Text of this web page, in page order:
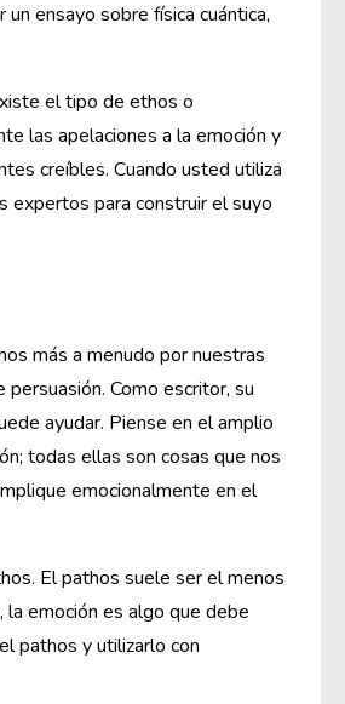
ensayo sobre física cuántica,
el tipo de ethos o
las apelaciones a la emoción y
creíbles. Cuando usted utiliza
expertos para construir el suyo
más a menudo por nuestras
Como escritor, su
ayudar. Piense en el amplio
todas ellas son cosas que nos
emocionalmente en el
El pathos suele ser el menos
emoción es algo que debe
pathos y utilizarlo con